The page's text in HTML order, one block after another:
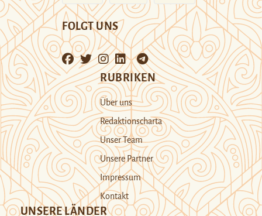
FOLGT UNS
RUBRIKEN
Über uns
Redaktionscharta
Unser Team
Unsere Partner
Impressum
Kontakt
UNSERE LÄNDER